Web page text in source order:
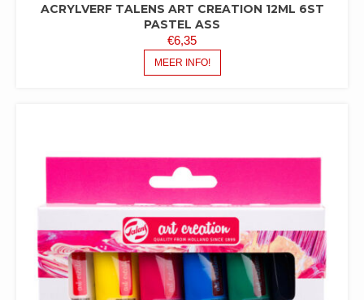
ACRYLVERF TALENS ART CREATION 12ML 6ST
PASTEL ASS
€6,35
MEER INFO!